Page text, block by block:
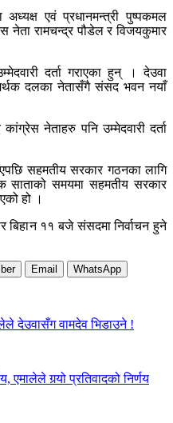
अध्यक्ष एवं प्रधानमन्त्री पुष्पकमल
नेता रामचन्द्र पौडेल र विजयकुमार
दर्ता गराएका हुन् । देउवा
दलका नेतासँगै संसद भवन नयाँ
नेताहरु पनि उम्मेदवारी दर्ता
सहमतीय सरकार गठनका लागि
एक साताको समयमा सहमतीय सरकार
हो ।
बिहान ११ बजे संसदमा निर्वाचन हुने
Email WhatsApp
देउवासँग वामदेव भिडाउने !
एमालेले गर्‍यो प्रतिवादको निर्णय